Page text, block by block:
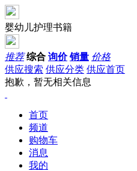
婴幼儿护理书籍
推荐 综合 询价 销量 价格
供应搜索 供应分类 供应首页
抱歉，暂无相关信息
首页
频道
购物车
消息
我的